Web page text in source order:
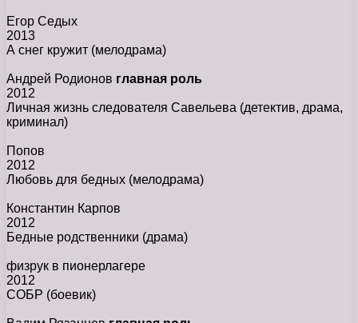
Егор Седых
2013
А снег кружит (мелодрама)
Андрей Родионов главная роль
2012
Личная жизнь следователя Савельева (детектив, драма,
криминал)
Попов
2012
Любовь для бедных (мелодрама)
Константин Карпов
2012
Бедные родственники (драма)
физрук в пионерлагере
2012
СОБР (боевик)